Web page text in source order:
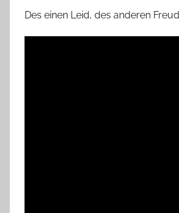
Des einen Leid, des anderen